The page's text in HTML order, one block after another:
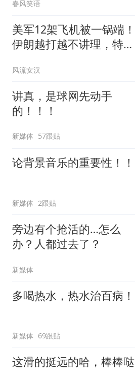
春风笑语
美军12架飞机被一锅端！
伊朗越打越不讲理，特朗
风流女汉
讲真，是球网先动手
的！！！
新媒体 57跟贴
论背景音乐的重要性！！
新媒体 2跟贴
旁边有个抢活的…怎么
办？人都过去了？
新媒体
多喝热水，热水治百病！
新媒体 69跟贴
这滑的挺远的哈，棒棒哒